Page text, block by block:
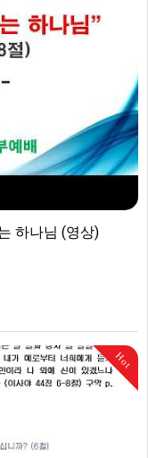
하나님 (영상)
Hot